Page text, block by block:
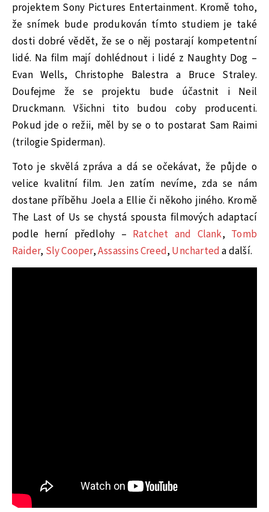
projektem Sony Pictures Entertainment. Kromě toho,
že snímek bude produkován tímto studiem je také
dosti dobré vědět, že se o něj postarají kompetentní
lidé. Na film mají dohlédnout i lidé z Naughty Dog –
Evan Wells, Christophe Balestra a Bruce Straley.
Doufejme že se projektu bude účastnit i Neil
Druckmann. Všichni tito budou coby producenti.
Pokud jde o režii, měl by se o to postarat Sam Raimi
(trilogie Spiderman).
Toto je skvělá zpráva a dá se očekávat, že půjde o
velice kvalitní film. Jen zatím nevíme, zda se nám
dostane příběhu Joela a Ellie či někoho jiného. Kromě
The Last of Us se chystá spousta filmových adaptací
podle herní předlohy – Ratchet and Clank, Tomb
Raider, Sly Cooper,Assassins Creed, Uncharteda další.